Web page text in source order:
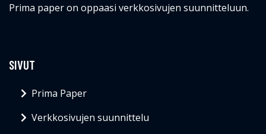
Prima paper on oppaasi verkkosivujen suunnitteluun.
SIVUT
Prima Paper
Verkkosivujen suunnittelu